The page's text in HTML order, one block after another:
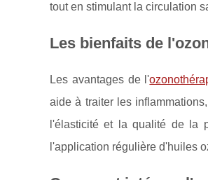
tout en stimulant la circulation
Les bienfaits de
Les avantages de l'
aide à traiter les
l'élasticité et la qualité de la
l'application régulière d'huiles